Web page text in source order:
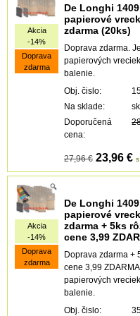
Akcia
-14%
Doprava
zdarma
De Longhi
papierové
zdarma (20ks)
Doprava zdarma.
papierových
balenie.
Obj. čislo:
Na sklade:
Doporučená
cena:
27,96 € 23,96 €
Akcia
-14%
Doprava
zdarma
De Longhi
papierové
zdarma + 5ks
cene 3,99
Doprava zdarma +
cene 3,99
papierových
balenie.
Obj. čislo: